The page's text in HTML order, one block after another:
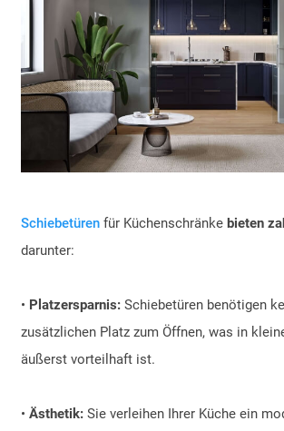
Schiebetürenfür Küchenschränke bieten
darunter:
• Platzersparnis:Schiebetüren benötigen
zusätzlichen Platz zum Öffnen, was in
äußerst vorteilhaft ist.
• Ästhetik:Sie verleihen Ihrer Küche ein